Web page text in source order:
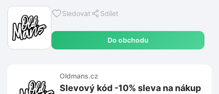
Sledovat Sdílet
Do obchodu
Oldmans.cz
Slevový kód -10% sleva na nákup